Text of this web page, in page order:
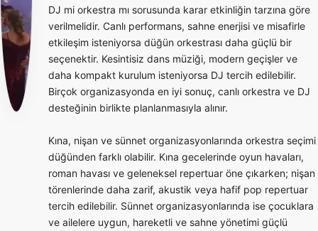
DJ mi orkestra mı sorusunda karar etkinliğin tarzına göre
verilmelidir. Canlı performans, sahne enerjisi ve misafirle
etkileşim isteniyorsa düğün orkestrası daha güçlü bir
seçenektir. Kesintisiz dans müziği, modern geçişler ve
daha kompakt kurulum isteniyorsa DJ tercih edilebilir.
Birçok organizasyonda en iyi sonuç, canlı orkestra ve DJ
desteğinin birlikte planlanmasıyla alınır.
Kına, nişan ve sünnet organizasyonlarında orkestra seçimi
düğünden farklı olabilir. Kına gecelerinde oyun havaları,
roman havası ve geleneksel repertuar öne çıkarken; nişan
törenlerinde daha zarif, akustik veya hafif pop repertuar
tercih edilebilir. Sünnet organizasyonlarında ise çocuklara
ve ailelere uygun, hareketli ve sahne yönetimi güçlü